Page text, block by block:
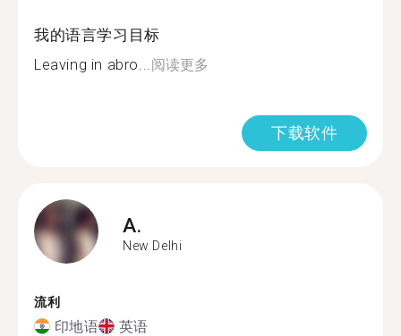
我的语言学习目标
Leaving in abro...阅读更多
下载软件
A.
New Delhi
流利
印地语 英语